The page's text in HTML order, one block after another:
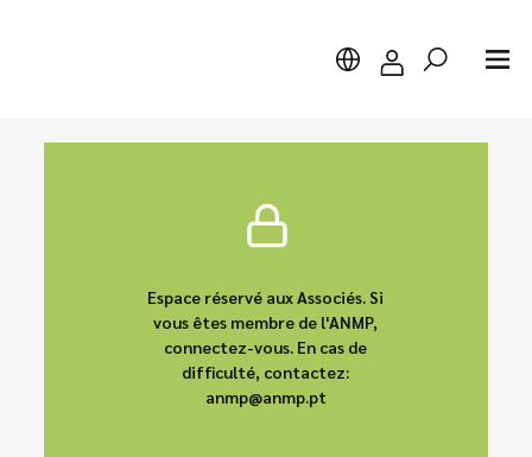
Espace réservé aux Associés. Si
vous êtes membre de l'ANMP,
connectez-vous. En cas de
difficulté, contactez:
anmp@anmp.pt